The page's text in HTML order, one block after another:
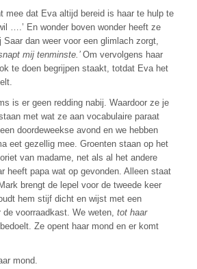
mee dat Eva altijd bereid is haar te hulp te
….’ En wonder boven wonder heeft ze
dan weer voor een glimlach zorgt,
mij tenminste.’ Om vervolgens haar
te doen begrijpen staakt, totdat Eva het
is er geen redding nabij. Waardoor ze je
met wat ze aan vocabulaire paraat
doordeweekse avond en we hebben
eet gezellig mee. Groenten staan op het
van madame, net als al het andere
heeft papa wat op gevonden. Alleen staat
brengt de lepel voor de tweede keer
hem stijf dicht en wijst met een
de voorraadkast. We weten, tot haar
Ze opent haar mond en er komt
mond.